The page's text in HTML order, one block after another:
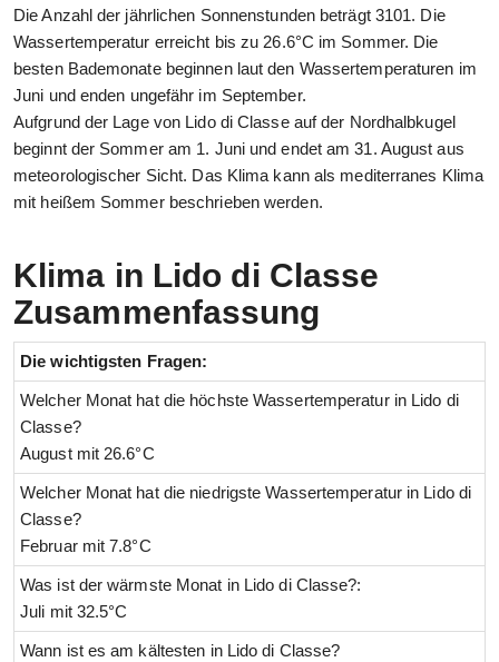
Die Anzahl der jährlichen Sonnenstunden beträgt 3101. Die
Wassertemperatur erreicht bis zu 26.6°C im Sommer. Die
besten Bademonate beginnen laut den Wassertemperaturen im
Juni und enden ungefähr im September.
Aufgrund der Lage von Lido di Classe auf der Nordhalbkugel
beginnt der Sommer am 1. Juni und endet am 31. August aus
meteorologischer Sicht. Das Klima kann als mediterranes Klima
mit heißem Sommer beschrieben werden.
Klima in Lido di Classe
Zusammenfassung
Die wichtigsten Fragen:
Welcher Monat hat die höchste Wassertemperatur in Lido di
Classe?
August mit 26.6°C
Welcher Monat hat die niedrigste Wassertemperatur in Lido di
Classe?
Februar mit 7.8°C
Was ist der wärmste Monat in Lido di Classe?:
Juli mit 32.5°C
Wann ist es am kältesten in Lido di Classe?